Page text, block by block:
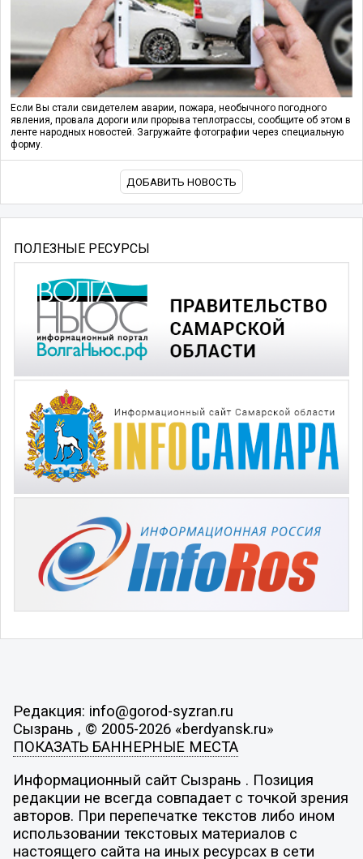
Если Вы стали свидетелем аварии, пожара, необычного погодного
явления, провала дороги или прорыва теплотрассы, сообщите об этом в
ленте народных новостей. Загружайте фотографии через специальную
форму.
ДОБАВИТЬ НОВОСТЬ
ПОЛЕЗНЫЕ РЕСУРСЫ
Редакция: info@gorod-syzran.ru
Сызрань , © 2005-2026 «berdyansk.ru»
ПОКАЗАТЬ БАННЕРНЫЕ МЕСТА
Информационный сайт Сызрань . Позиция
редакции не всегда совпадает с точкой зрения
авторов. При перепечатке текстов либо ином
использовании текстовых материалов с
настоящего сайта на иных ресурсах в сети